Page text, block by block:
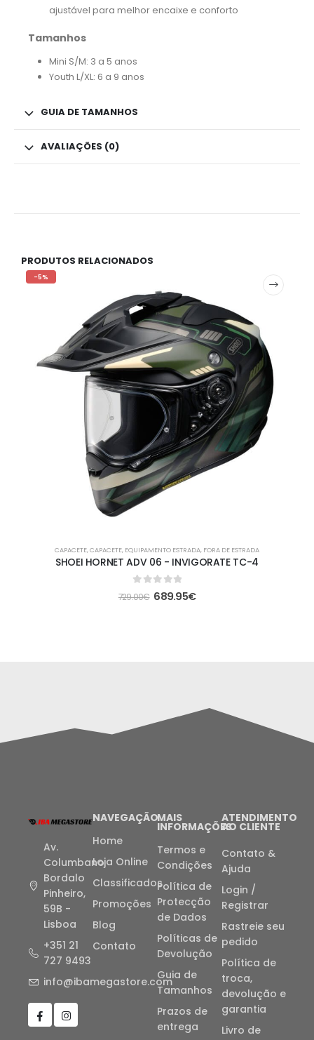
ajustável para melhor encaixe e conforto
Tamanhos
Mini S/M: 3 a 5 anos
Youth L/XL: 6 a 9 anos
GUIA DE TAMANHOS
AVALIAÇÕES (0)
PRODUTOS RELACIONADOS
-5%
CAPACETE,CAPACETE, EQUIPAMENTO ESTRADA, FORA DE ESTRADA
SHOEI HORNET ADV 06 - INVIGORATE TC-4
out of 5
729.00€ 689.95€
Av.
Columbano
Bordalo
Pinheiro,
59B -
Lisboa
+351 21
727 9493
info@ibamegastore.com
NAVEGAÇÃO
Home
Loja Online
Classificados
Promoções
Blog
Contato
MAIS
INFORMAÇÕES
Termos e
Condições
Política de
Protecção
de Dados
Políticas de
Devolução
Guia de
Tamanhos
Prazos de
entrega
ATENDIMENTO
AO CLIENTE
Contato &
Ajuda
Login /
Registrar
Rastreie seu
pedido
Política de
troca,
devolução e
garantia
Livro de